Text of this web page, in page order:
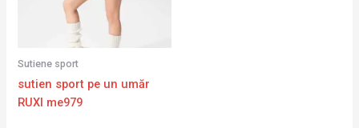
Sutiene sport
sutien sport pe un umăr
RUXI me979